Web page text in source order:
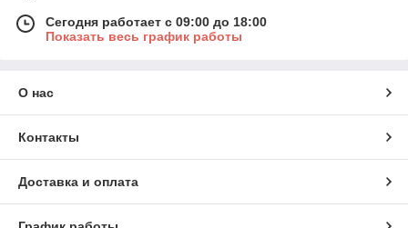
Сегодня работает с 09:00 до 18:00
Показать весь график работы
О нас
Контакты
Доставка и оплата